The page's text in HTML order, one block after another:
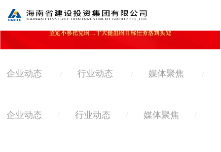
企业动态 / 行业动态 / 媒体聚焦 /
企业动态 / 行业动态 / 媒体聚焦 /